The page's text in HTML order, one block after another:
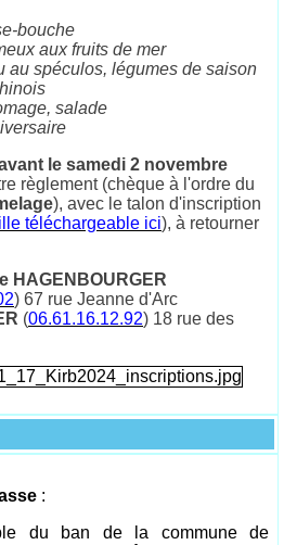
bouche
aux fruits de mer
au spéculos, légumes de saison
salade
le samedi 2 novembre
règlement (chèque à l'ordre du
), avec le talon d'inscription
téléchargeable ici), à retourner
HAGENBOURGER
) 67 rue Jeanne d'Arc
(06.61.16.12.92) 18 rue des
:
du ban de la commune de